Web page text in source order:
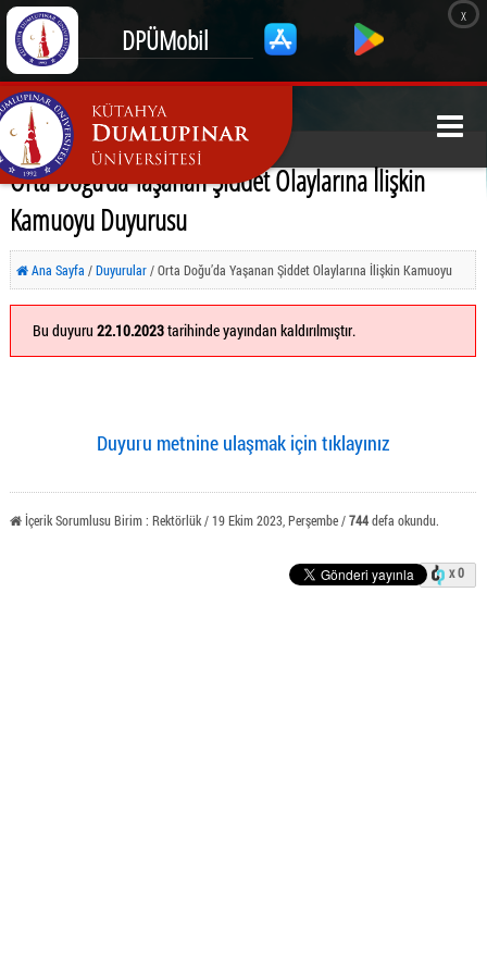
DPÜMobil
x
Orta Doğu’da Yaşanan Şiddet Olaylarına İlişkin
Kamuoyu Duyurusu
Ana Sayfa /Duyurular/ Orta Doğu’da Yaşanan Şiddet Olaylarına İlişkin Kamuoyu
Duyurusu
Bu duyuru 22.10.2023tarihinde yayından kaldırılmıştır.
Duyuru metnine ulaşmak için tıklayınız
İçerik Sorumlusu Birim : Rektörlük / 19 Ekim 2023, Perşembe /744defa okundu.
x 0